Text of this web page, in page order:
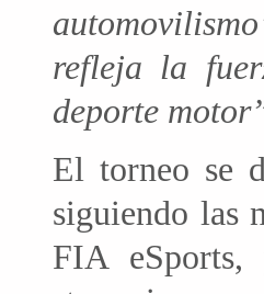
refleja la
deporte
El torneo se
siguiendo las
FIA